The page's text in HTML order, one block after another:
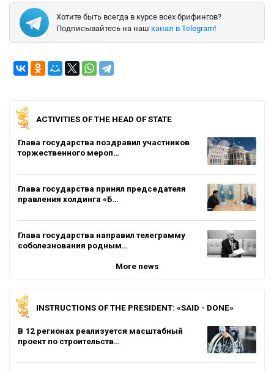
Хотите быть всегда в курсе всех брифингов?
Подписывайтесь на наш канал в Telegram!
ACTIVITIES OF THE HEAD OF STATE
Глава государства поздравил участников
торжественного мероп…
Глава государства принял председателя
правления холдинга «Б…
Глава государства направил телеграмму
соболезнования родным…
More news
INSTRUCTIONS OF THE PRESIDENT: «SAID - DONE»
В 12 регионах реализуется масштабный
проект по строительств…